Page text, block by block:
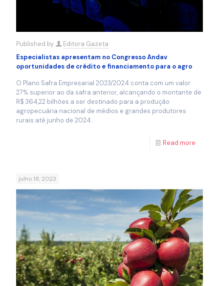
Published by
Editora Gazeta
Especialistas apresentam no Congresso Andav
oportunidades de crédito e financiamento para o agro
O Plano Safra Empresarial 2023/2024 conta com um valor
27% superior ao da safra anterior, alcançando o montante de
R$ 364,22 bilhões a ser destinado para a produção
agropecuária nacional de médios e grandes produtores
rurais até junho de 2024.
Read more
julho 18, 2023